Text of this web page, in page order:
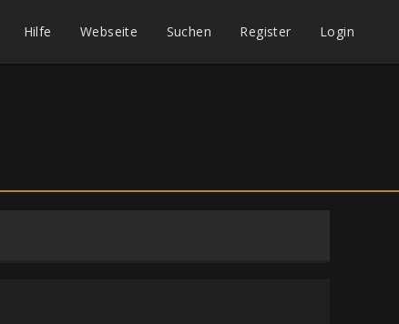
Hilfe Webseite Suchen Register Login